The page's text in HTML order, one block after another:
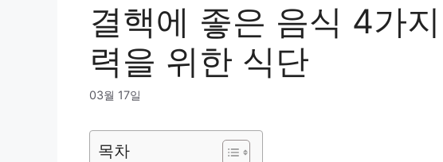
결핵에 좋은 음식 4가
력을 위한 식단
03월 17일
목차